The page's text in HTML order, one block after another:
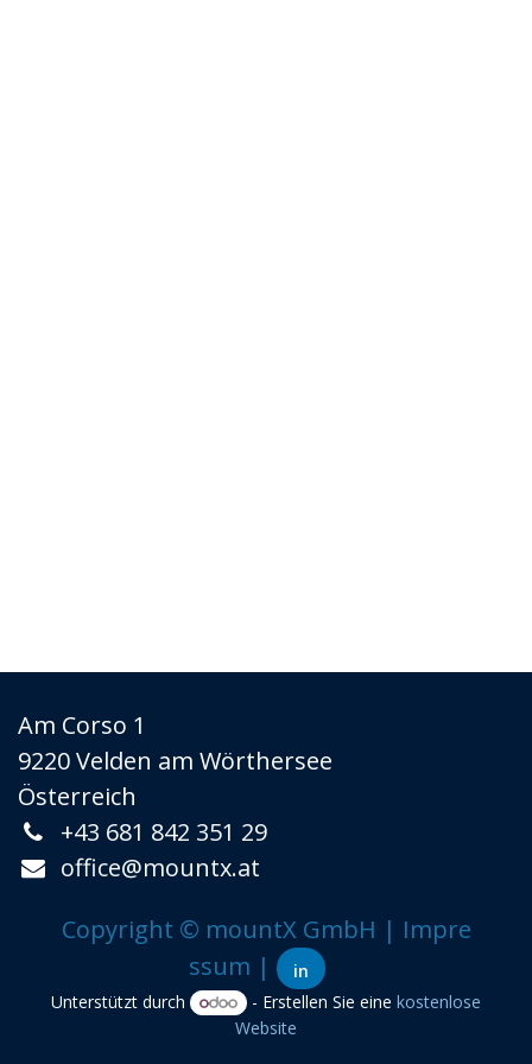
Am Corso 1
9220 Velden am Wörthersee
Österreich
+43 681 842 351 ​29
office@mountx.at
Copyright © mountX GmbH | ​ Impre
ssum | ​in
Unterstützt durch - Erstellen Sie einekostenlose
Website